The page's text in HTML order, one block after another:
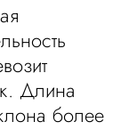
Длина
более